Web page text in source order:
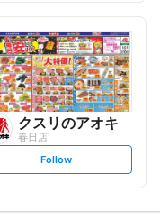
l
o
w
クスリのアオキ
春日店
s
t
Follow